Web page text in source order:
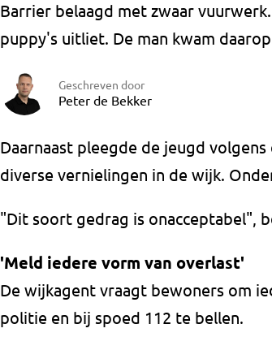
Barrier belaagd met zwaar
puppy's uitliet. De man kwam
Geschreven door
Peter de Bekker
Daarnaast pleegde de jeugd
diverse vernielingen in de wijk.
"Dit soort gedrag is onacceptabel",
'Meld iedere vorm van overlast'
De wijkagent vraagt bewoners om
politie en bij spoed 112 te bellen.